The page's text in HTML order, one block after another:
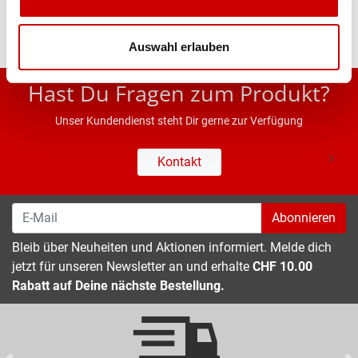
Auswahl erlauben
* UVP des Herstellers; Alle Preisangaben inkl. MwSt.
Hast Du Fragen zum Produkt?
Unser Kundendienst steht Dir gerne zur Verfügung
Kontakt
Abonnieren
Bleib über Neuheiten und Aktionen informiert. Melde dich
jetzt für unseren Newsletter an und erhalte CHF 10.00
Rabatt auf Deine nächste Bestellung.